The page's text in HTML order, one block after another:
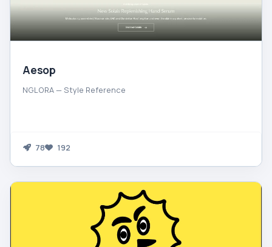
Aesop
NGLORA — Style Reference
78 192